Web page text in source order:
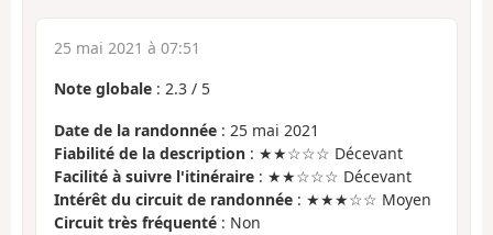
25 mai 2021 à 07:51
Note globale : 2.3 / 5
Date de la randonnée : 25 mai 2021
Fiabilité de la description : ★★☆☆☆ Décevant
Facilité à suivre l'itinéraire : ★★☆☆☆ Décevant
Intérêt du circuit de randonnée : ★★★☆☆ Moyen
Circuit très fréquenté : Non